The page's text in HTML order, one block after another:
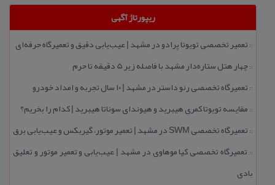
ریپورتاژ آگهی
:: تعمیر تخصصی تویوتا پرادو در مشهد | عیب‌یابی دقیق و تعمیرگاه حرفه‌ای
::چهار هتل‌ ستاره‌دار مشهد با فاصله زیر 5 دقیقه تا حرم
:: تعمیرگاه تخصصی رنو داستر در مشهد | ۱۰ سال تجربه و امداد خودرو
:: مقایسه تویوتا كمری هیبرید و هیوندای سوناتا هیبرید | كدام را بخریم؟
:: تعمیرگاه تخصصی SWM در مشهد | تعمیر موتور، گیربكس و عیب‌یابی برق
:: تعمیرگاه تخصصی كیا موهاوی در مشهد | عیب‌یابی و تعمیر موتور و تعلیق
بادی